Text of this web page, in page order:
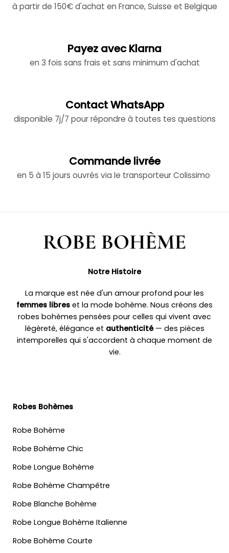
à partir de 150€ d'achat en France, Suisse et Belgique
Payez avec Klarna
en 3 fois sans frais et sans minimum d'achat
Contact WhatsApp
disponible 7j/7 pour répondre à toutes tes questions
Commande livrée
en 5 à 15 jours ouvrés via le transporteur Colissimo
Notre Histoire
La marque est née d'un amour profond pour les
femmes libres et la mode bohème. Nous créons des
robes bohèmes pensées pour celles qui vivent avec
légèreté, élégance et authenticité— des pièces
intemporelles qui s'accordent à chaque moment de
vie.
Robes Bohèmes
Robe Bohème
Robe Bohème Chic
Robe Longue Bohème
Robe Bohème Champêtre
Robe Blanche Bohème
Robe Longue Bohème Italienne
Robe Bohème Courte